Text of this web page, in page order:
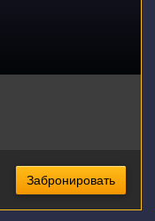
Забронировать